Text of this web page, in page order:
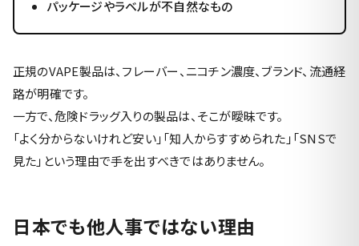
パッケージやラベルが不自然なもの
正規のVAPE製品は、フレーバー、ニコチン濃度、ブランド、流通経
路が明確です。
一方で、危険ドラッグ入りの製品は、そこが曖昧です。
「よく分からないけれど安い」「知人からすすめられた」「SNSで
見た」という理由で手を出すべきではありません。
日本でも他人事ではない理由